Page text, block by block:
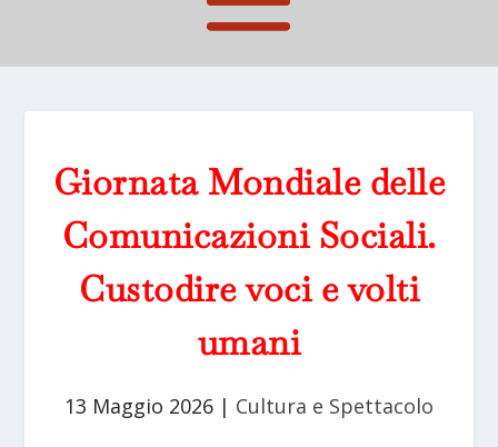
Giornata Mondiale delle
Comunicazioni Sociali.
Custodire voci e volti
umani
13 Maggio 2026 | Cultura e Spettacolo